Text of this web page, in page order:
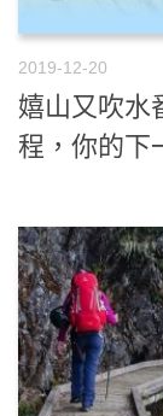
2019-12-20
嬉山又吹水
程，你的下